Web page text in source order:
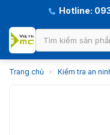
Hotline:
Trang chủ › Kiểm tra an